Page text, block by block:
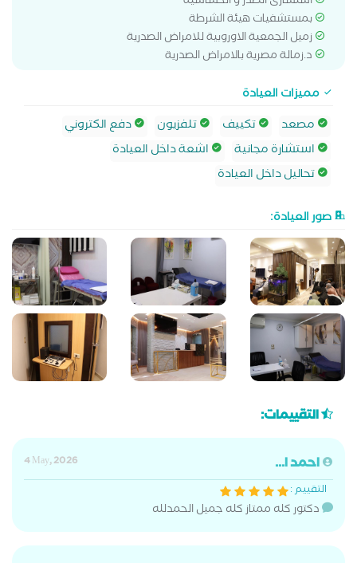
بمستشفيات هيئة الشرطة
زميل الجمعية الاوروبية للامراض الصدرية
د.زمالة مصرية بالامراض الصدرية
مميزات العيادة
مصعد
تكييف تلفزيون
دفع الكتروني
استشارة مجانية
اشعة داخل العيادة
تحاليل داخل العيادة
صور العيادة:
التقييمات:
احمد ا...
4 May, 2026
التقييم :
دكتور كله ممتاز كله جميل الحمدلله